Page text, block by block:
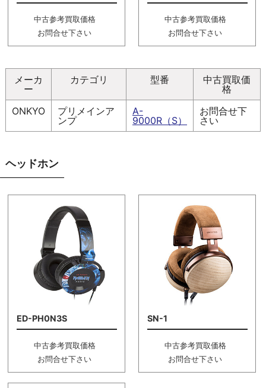
中古参考買取価格
お問合せ下さい
中古参考買取価格
お問合せ下さい
メーカ
ー
カテゴリ 型番
中古買取価
格
ONKYO
プリメインア
ンプ
A-
9000R（S）
お問合せ下
さい
ヘッドホン
ED-PH0N3S
中古参考買取価格
お問合せ下さい
SN-1
中古参考買取価格
お問合せ下さい